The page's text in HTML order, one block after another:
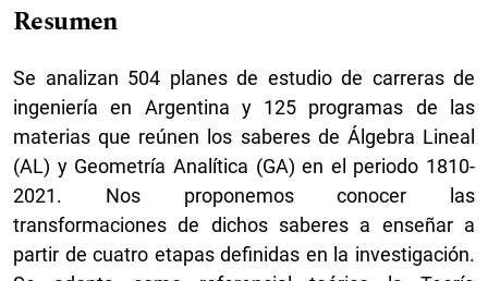
Resumen
Se analizan 504 planes de estudio de carreras de
ingeniería en Argentina y 125 programas de las
materias que reúnen los saberes de Álgebra Lineal
(AL) y Geometría Analítica (GA) en el periodo 1810-
2021. Nos proponemos conocer las
transformaciones de dichos saberes a enseñar a
partir de cuatro etapas definidas en la investigación.